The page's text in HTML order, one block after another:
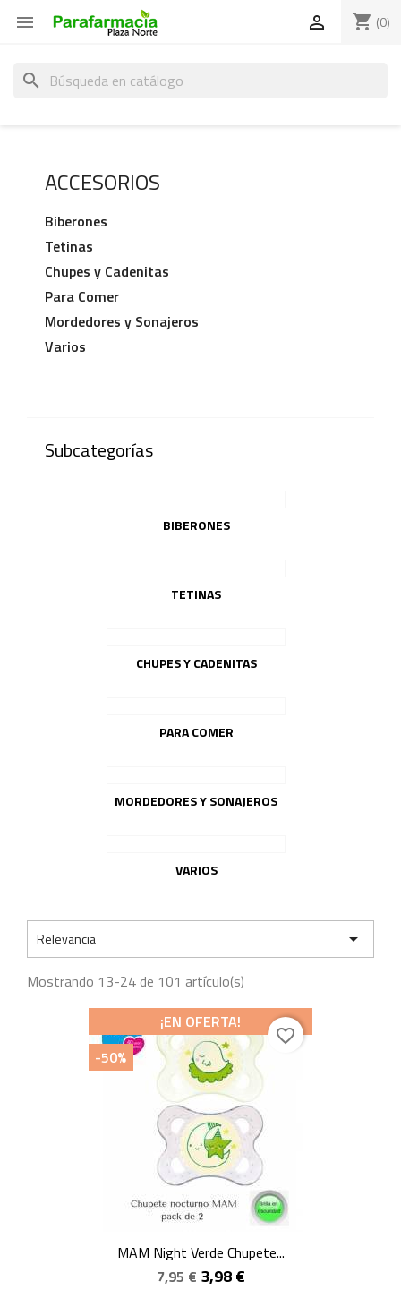
 shopping_cart (0)

search
ACCESORIOS
Biberones
Tetinas
Chupes y Cadenitas
Para Comer
Mordedores y Sonajeros
Varios
Subcategorías
BIBERONES
TETINAS
CHUPES Y CADENITAS
PARA COMER
MORDEDORES Y SONAJEROS
VARIOS
Relevancia

Mostrando 13-24 de 101 artículo(s)
MAM Night Verde Chupete...
7,95 € 3,98 €
¡EN OFERTA!
-50%
favorite_border